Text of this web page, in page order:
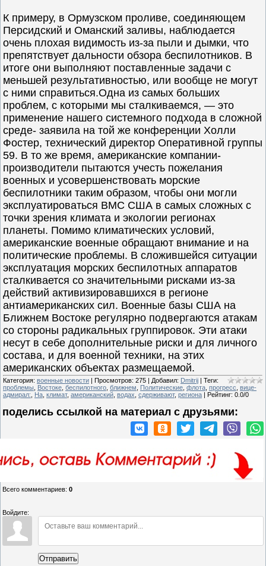
К примеру, в Ормузском проливе, соединяющем
Персидский и Оманский заливы, наблюдается
очень плохая видимость из-за пыли и дымки, что
препятствует дальности обзора беспилотников. В
итоге они выполняют поставленные задачи с
меньшей результативностью, или вообще не могут
с ними справиться.Одна из самых больших
проблем, с которыми мы сталкиваемся, — это
применение нашего системного подхода в сложной
среде- заявила на той же конференции Холли
Фостер, технический директор Оперативной группы
59. В то же время, американские компании-
производители пытаются учесть пожелания
военных и усовершенствовать морские
беспилотники таким образом, чтобы они могли
эксплуатироваться ВМС США в самых сложных с
точки зрения климата и экологии регионах
планеты. Помимо климатических условий,
американские военные обращают внимание и на
политические проблемы. В сложившейся ситуации
эксплуатация морских беспилотных аппаратов
сталкивается со значительными рисками из-за
действий активизировавшихся в регионе
антиамериканских сил. Военные базы США на
Ближнем Востоке регулярно подвергаются атакам
со стороны радикальных группировок. Эти атаки
несут в себе дополнительные риски и для личного
состава, и для военной техники, на этих
американских объектах размещаемой.
Категория: военные новости | Просмотров: 275 | Добавил: Dmitrij | Теги:
проблемы Востоке беспилотного ближнем Политические флота прогресс вице-
адмирал:
На климат, американский водах сдерживают, региона | Рейтинг: 0.0/0
поделись ссылкой на материал c друзьями:
Всего комментариев: 0
Войдите:
Отправить